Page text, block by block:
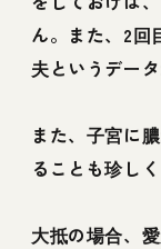
ん。また、2回
夫というデー
また、子宮に
ることも珍し
大抵の場合、